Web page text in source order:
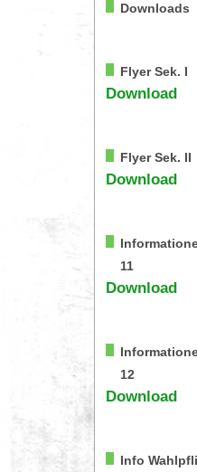
Downloads
Flyer Sek. I
Download
Flyer Sek. II
Download
11
Download
12
Download
Info